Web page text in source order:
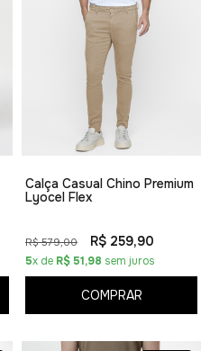
Calça Casual Chino Premium
Lyocel Flex
R$ 579,00 R$ 259,90
5x de R$ 51,98 sem juros
COMPRAR